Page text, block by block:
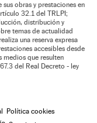
obras y prestaciones en
32.1 del TRLPI;
distribución y
temas de actualidad
una reserva expresa
accesibles desde
medios que resulten
del Real Decreto - ley
Política cookies